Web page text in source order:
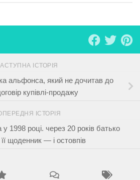
ІСТОРІЯ
альфонса, який не дочитав до
купівлі-продажу
ІСТОРІЯ
у 1998 році. через 20 років батько
щоденник — і остовпів